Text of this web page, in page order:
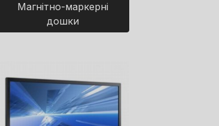
Магнітно-маркерні
дошки